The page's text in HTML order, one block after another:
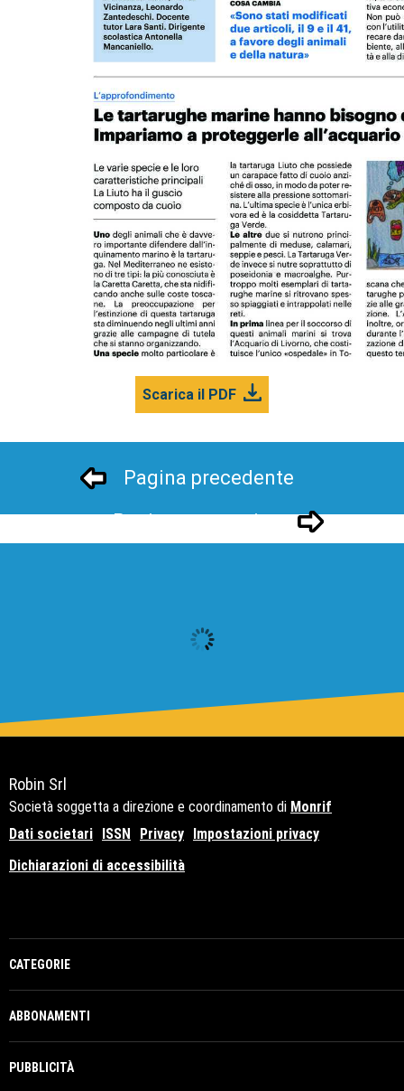
Scarica il PDF
Pagina precedente
Pagina successivo
Robin Srl
Società soggetta a direzione e coordinamento di Monrif
Dati societari ISSN Privacy Impostazioni privacy
Dichiarazioni di accessibilità
CATEGORIE
ABBONAMENTI
PUBBLICITÀ